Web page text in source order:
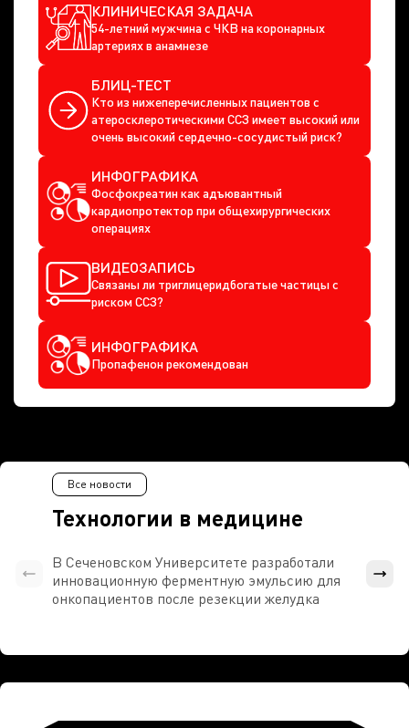
КЛИНИЧЕСКАЯ ЗАДАЧА
54-летний мужчина с ЧКВ на коронарных
артериях в анамнезе
БЛИЦ-ТЕСТ
Кто из нижеперечисленных пациентов с
атеросклеротическими ССЗ имеет высокий или
очень высокий сердечно-сосудистый риск?
ИНФОГРАФИКА
Фосфокреатин как адъювантный
кардиопротектор при общехирургических
операциях
ВИДЕОЗАПИСЬ
Связаны ли триглицеридбогатые частицы с
риском ССЗ?
ИНФОГРАФИКА
Пропафенон рекомендован
Технологии в медицине
Все новости
В Сеченовском Университете разработали
инновационную ферментную эмульсию для
онкопациентов после резекции желудка